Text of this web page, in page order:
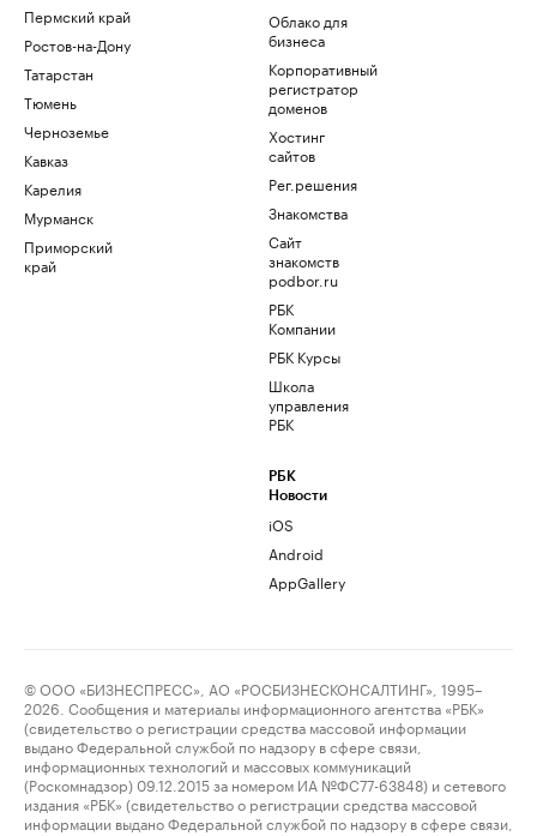
Пермский край
Ростов-на-Дону
Татарстан
Тюмень
Черноземье
Кавказ
Карелия
Мурманск
Приморский
край
Облако для
бизнеса
Корпоративный
регистратор
доменов
Хостинг
сайтов
Рег.решения
Знакомства
Сайт
знакомств
podbor.ru
РБК
Компании
РБК Курсы
Школа
управления
РБК
РБК
Новости
iOS
Android
AppGallery
© ООО «БИЗНЕСПРЕСС», АО «РОСБИЗНЕСКОНСАЛТИНГ», 1995–
2026. Сообщения и материалы информационного агентства «РБК»
(свидетельство о регистрации средства массовой информации
выдано Федеральной службой по надзору в сфере связи,
информационных технологий и массовых коммуникаций
(Роскомнадзор) 09.12.2015 за номером ИА №ФС77-63848) и сетевого
издания «РБК» (свидетельство о регистрации средства массовой
информации выдано Федеральной службой по надзору в сфере связи,